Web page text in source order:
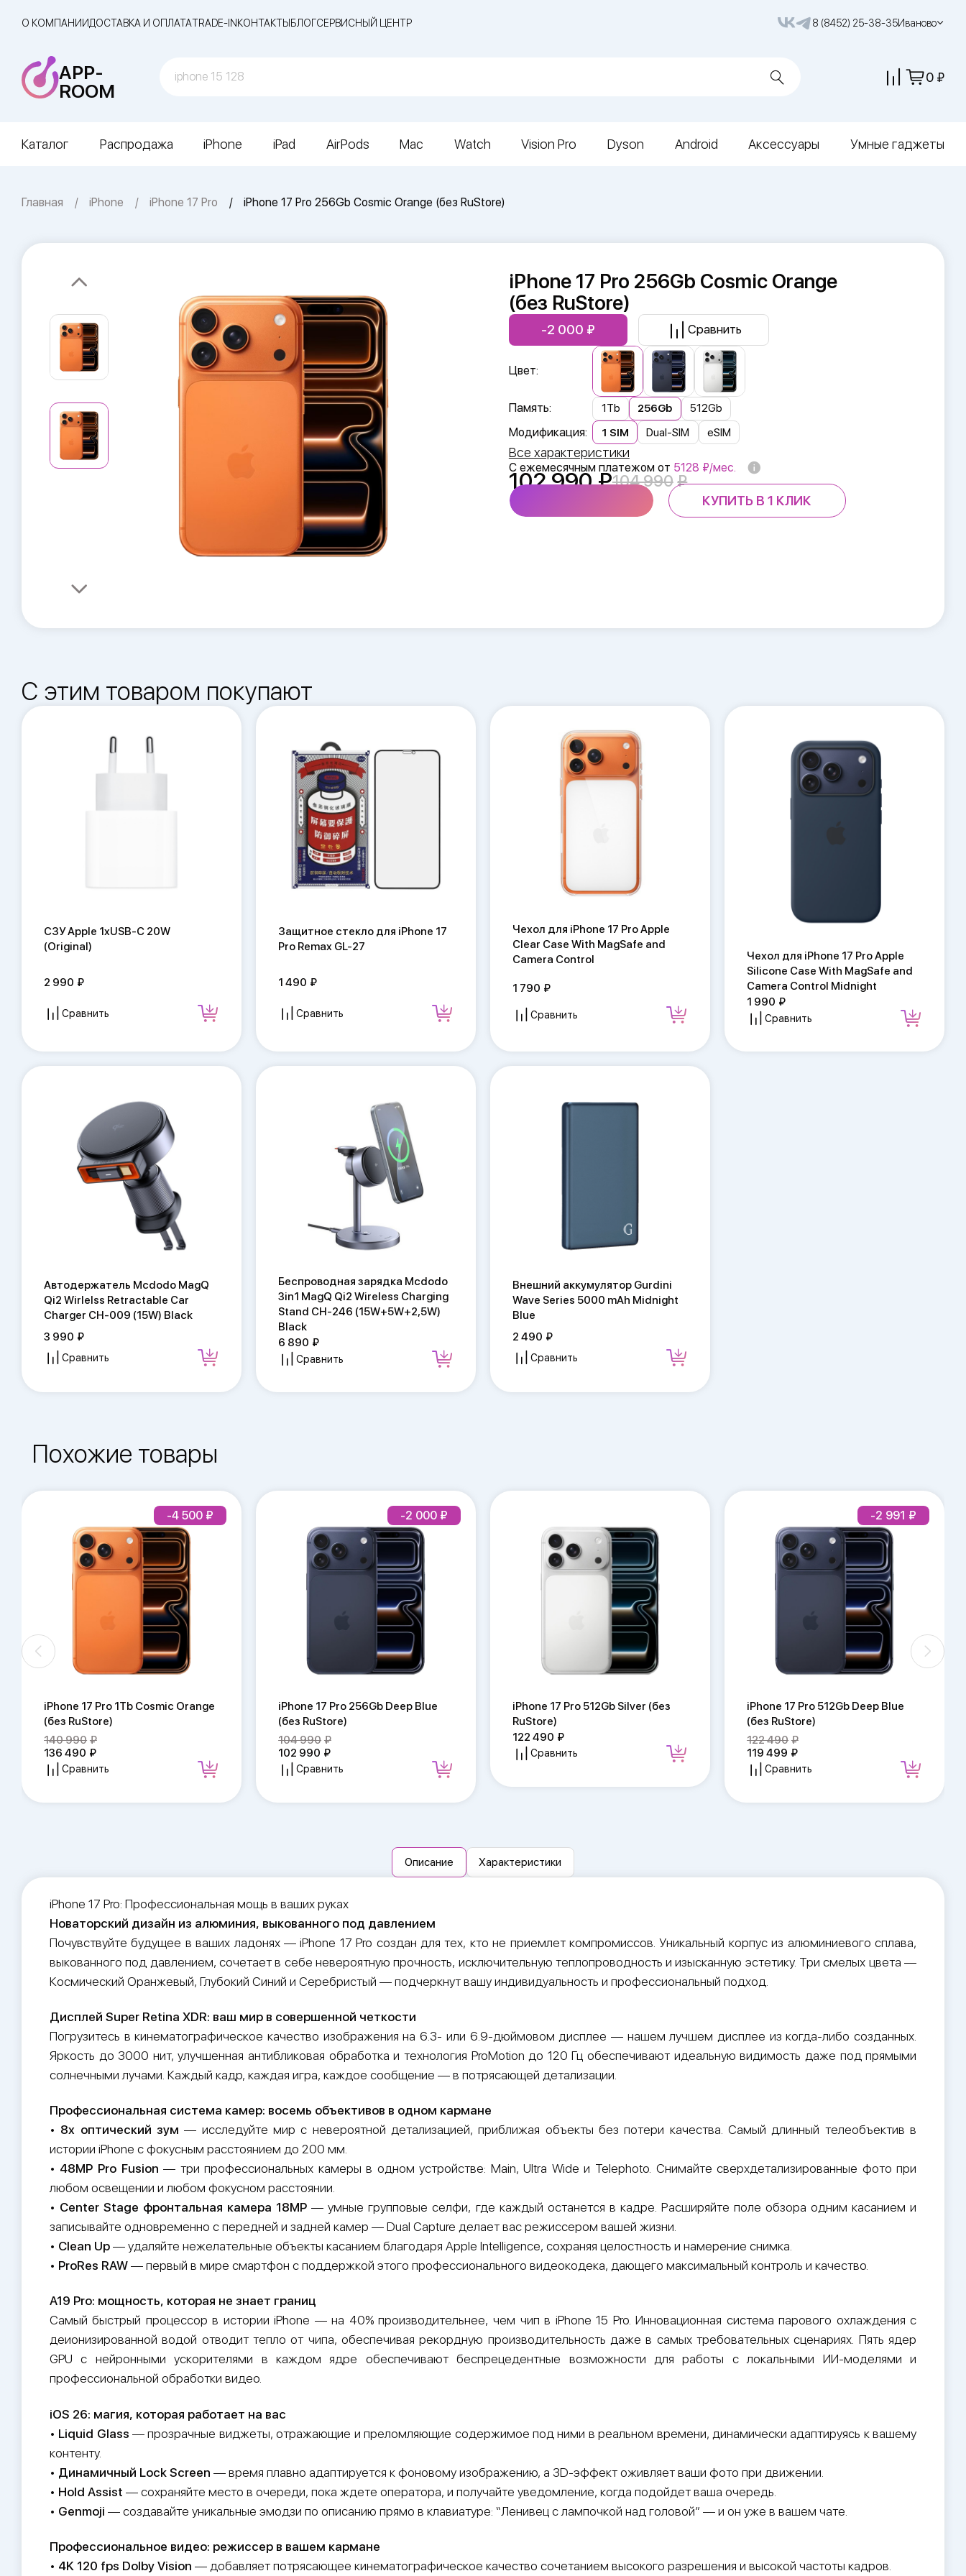
О КОМПАНИИДОСТАВКА И ОПЛАТАTRADE-INКОНТАКТЫБЛОГСЕРВИСНЫЙ ЦЕНТР 8 (8452) 25-38-35Иваново
APP-
ROOM
0
Каталог Распродажа iPhone iPad AirPods Mac Watch Vision Pro Dyson Android Аксессуары Умные гаджеты
Главная iPhone iPhone 17 Pro iPhone 17 Pro 256Gb Cosmic Orange (без RuStore)
iPhone 17 Pro 256Gb Cosmic Orange
(без RuStore)
-2 000 Сравнить
Цвет:
Память: 1Tb 256Gb 512Gb
Модификация: 1 SIM Dual-SIM eSIM
Все характеристики
С ежемесячным платежом от 5128 ₽/мес.
102 990 104 990
КУПИТЬ В 1 КЛИК
С этим товаром покупают
СЗУ Apple 1xUSB-C 20W
(Original)
2 990
Сравнить
Защитное стекло для iPhone 17
Pro Remax GL-27
1 490
Сравнить
Чехол для iPhone 17 Pro Apple
Clear Case With MagSafe and
Camera Control
1 790
Сравнить
Чехол для iPhone 17 Pro Apple
Silicone Case With MagSafe and
Camera Control Midnight
1 990
Сравнить
Автодержатель Mcdodo MagQ
Qi2 Wirlelss Retractable Car
Charger CH-009 (15W) Black
3 990
Сравнить
Беспроводная зарядка Mcdodo
3in1 MagQ Qi2 Wireless Charging
Stand CH-246 (15W+5W+2,5W)
Black
6 890
Сравнить
Внешний аккумулятор Gurdini
Wave Series 5000 mAh Midnight
Blue
2 490
Сравнить
Похожие товары
iPhone 17 Pro 1Tb Cosmic Orange
(без RuStore)
140 990
136 490
Сравнить
-4 500
iPhone 17 Pro 256Gb Deep Blue
(без RuStore)
104 990
102 990
Сравнить
-2 000
iPhone 17 Pro 512Gb Silver (без
RuStore)
122 490
Сравнить
iPhone 17 Pro 512Gb Deep Blue
(без RuStore)
122 490
119 499
Сравнить
-2 991
Описание Характеристики
iPhone 17 Pro: Профессиональная мощь в ваших руках
Новаторский дизайн из алюминия, выкованного под давлением
Почувствуйте будущее в ваших ладонях — iPhone 17 Pro создан для тех, кто не приемлет компромиссов. Уникальный корпус из алюминиевого сплава,
выкованного под давлением, сочетает в себе невероятную прочность, исключительную теплопроводность и изысканную эстетику. Три смелых цвета —
Космический Оранжевый, Глубокий Синий и Серебристый — подчеркнут вашу индивидуальность и профессиональный подход.
Дисплей Super Retina XDR: ваш мир в совершенной четкости
Погрузитесь в кинематографическое качество изображения на 6.3- или 6.9-дюймовом дисплее — нашем лучшем дисплее из когда-либо созданных.
Яркость до 3000 нит, улучшенная антибликовая обработка и технология ProMotion до 120 Гц обеспечивают идеальную видимость даже под прямыми
солнечными лучами. Каждый кадр, каждая игра, каждое сообщение — в потрясающей детализации.
Профессиональная система камер: восемь объективов в одном кармане
• 8x оптический зум — исследуйте мир с невероятной детализацией, приближая объекты без потери качества. Самый длинный телеобъектив в
истории iPhone с фокусным расстоянием до 200 мм.
• 48MP Pro Fusion — три профессиональных камеры в одном устройстве: Main, Ultra Wide и Telephoto. Снимайте сверхдетализированные фото при
любом освещении и любом фокусном расстоянии.
• Center Stage фронтальная камера 18MP — умные групповые селфи, где каждый останется в кадре. Расширяйте поле обзора одним касанием и
записывайте одновременно с передней и задней камер — Dual Capture делает вас режиссером вашей жизни.
• Clean Up— удаляйте нежелательные объекты касанием благодаря Apple Intelligence, сохраняя целостность и намерение снимка.
• ProRes RAW— первый в мире смартфон с поддержкой этого профессионального видеокодека, дающего максимальный контроль и качество.
A19 Pro: мощность, которая не знает границ
Самый быстрый процессор в истории iPhone — на 40% производительнее, чем чип в iPhone 15 Pro. Инновационная система парового охлаждения с
деионизированной водой отводит тепло от чипа, обеспечивая рекордную производительность даже в самых требовательных сценариях. Пять ядер
GPU с нейронными ускорителями в каждом ядре обеспечивают беспрецедентные возможности для работы с локальными ИИ-моделями и
профессиональной обработки видео.
iOS 26: магия, которая работает на вас
• Liquid Glass — прозрачные виджеты, отражающие и преломляющие содержимое под ними в реальном времени, динамически адаптируясь к вашему
контенту.
• Динамичный Lock Screen — время плавно адаптируется к фоновому изображению, а 3D-эффект оживляет ваши фото при движении.
• Hold Assist — сохраняйте место в очереди, пока ждете оператора, и получайте уведомление, когда подойдет ваша очередь.
• Genmoji — создавайте уникальные эмодзи по описанию прямо в клавиатуре: “Ленивец с лампочкой над головой” — и он уже в вашем чате.
Профессиональное видео: режиссер в вашем кармане
• 4K 120 fps Dolby Vision — добавляет потрясающее кинематографическое качество сочетанием высокого разрешения и высокой частоты кадров.